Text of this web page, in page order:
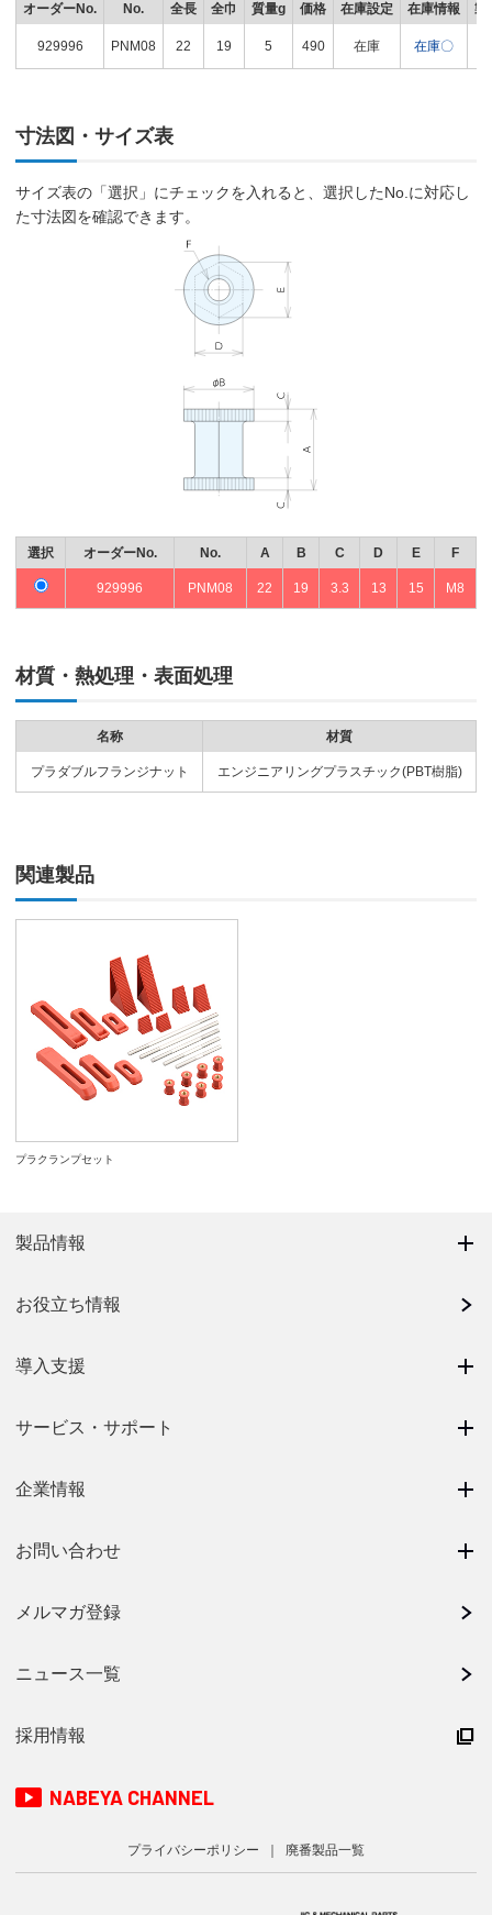
オーダーNo. No. 全長 全巾 質量g 価格 在庫設定 在庫情報 製
929996 PNM08 22 19 5 490 在庫 在庫〇
寸法図・サイズ表
サイズ表の「選択」にチェックを入れると、選択したNo.に対応し
た寸法図を確認できます。
選択 オーダーNo. No. A B C D E F
929996 PNM08 22 19 3.3 13 15 M8
材質・熱処理・表面処理
名称 材質
プラダブルフランジナット エンジニアリングプラスチック(PBT樹脂)
関連製品
プラクランプセット
製品情報
お役立ち情報
導入支援
サービス・サポート
企業情報
お問い合わせ
メルマガ登録
ニュース一覧
採用情報
NABEYA CHANNEL
プライバシーポリシー 廃番製品一覧